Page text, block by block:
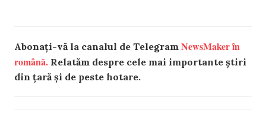
Abonați-vă la canalul de Telegram NewsMaker în
română. Relatăm despre cele mai importante știri
din țară și de peste hotare.